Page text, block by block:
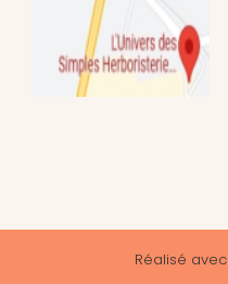
Réalisé avec